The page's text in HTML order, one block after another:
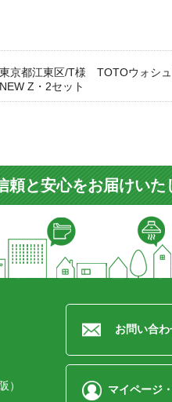
東京都江東区/T様 TOTOウォシ
NEW Z・2セット
頼と安心をお届けいた
）
お問い合
マイページ